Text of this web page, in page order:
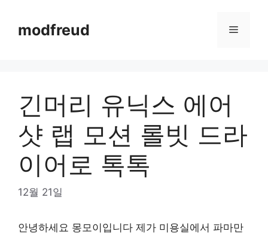
contentmodfreud Menu
긴머리 유닉스 에어
샷 랩 모션 롤빗 드라
이어로 톡톡
12월 21일
안녕하세요 몽모이입니다 제가 미용실에서 파마만